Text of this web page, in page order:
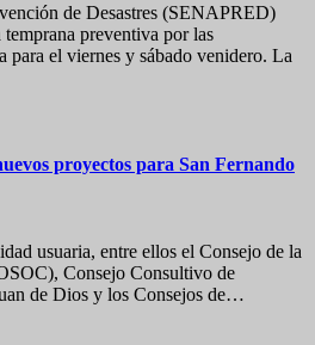
de Desastres (SENAPRED)
temprana preventiva por las
para el viernes y sábado venidero. La
proyectos para San Fernando
usuaria, entre ellos el Consejo de la
Consejo Consultivo de
de Dios y los Consejos de…